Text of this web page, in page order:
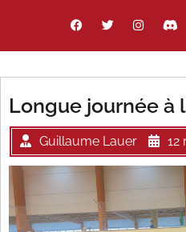
Facebook
Twitter
Longue journée à
Guillaume Lauer 12